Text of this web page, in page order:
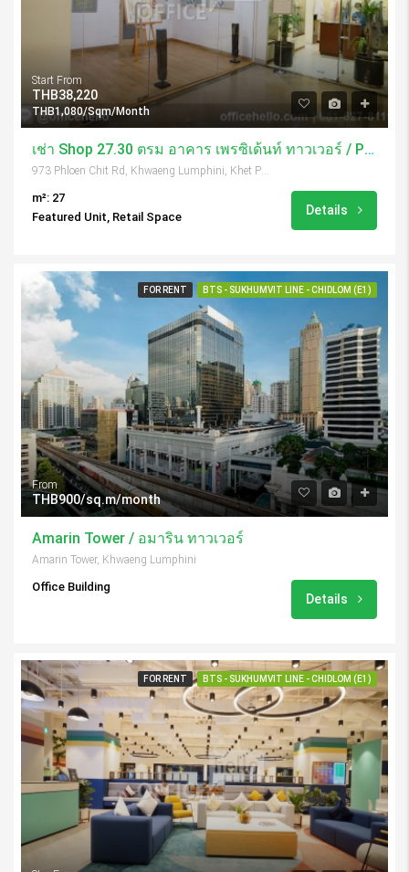
Start From
THB38,220
THB1,080/Sqm/Month
เช่า Shop 27.30 ตรม อาคาร เพรซิเด้นท์ ทาวเวอร์ / President Tower
973 Phloen Chit Rd, Khwaeng Lumphini, Khet Pathum Wan, Krung Thep Maha Nakhon 10330, Thailand
m²: 27
Featured Unit, Retail Space
Details
FOR RENT BTS - SUKHUMVIT LINE - CHIDLOM (E1)
From
THB900/sq.m/month
Amarin Tower / อมาริน ทาวเวอร์
Amarin Tower, Khwaeng Lumphini
Office Building
Details
FOR RENT BTS - SUKHUMVIT LINE - CHIDLOM (E1)